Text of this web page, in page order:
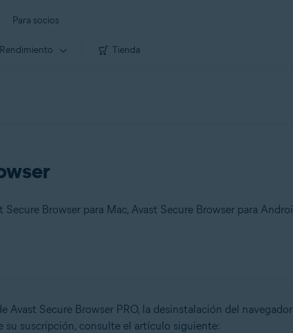
Para socios
Rendimiento Tienda
Avast Secure Browser PRO, la desinstalación del navegador
su suscripción, consulte el artículo siguiente: